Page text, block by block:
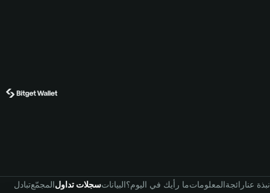
تبادلالمجمّعسجلات تداولالبياناتما رأيك في اليوم؟المعلوماترائجةنبذة عنا